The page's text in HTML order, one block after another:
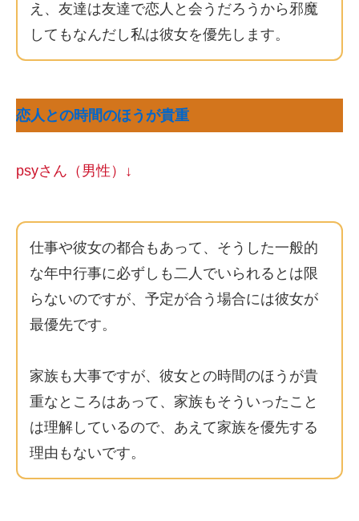
え、友達は友達で恋人と会うだろうから邪魔
してもなんだし私は彼女を優先します。
恋人との時間のほうが貴重
psyさん（男性）↓
仕事や彼女の都合もあって、そうした一般的
な年中行事に必ずしも二人でいられるとは限
らないのですが、予定が合う場合には彼女が
最優先です。
家族も大事ですが、彼女との時間のほうが貴
重なところはあって、家族もそういったこと
は理解しているので、あえて家族を優先する
理由もないです。